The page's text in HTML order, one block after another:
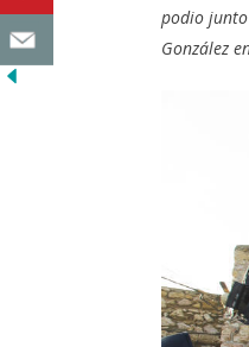
podio junto
González